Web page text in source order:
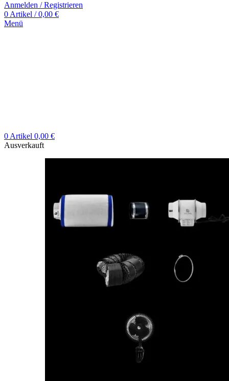
Anmelden / Registrieren
0 Artikel / 0,00 €
Menü
0 Artikel 0,00 €
Ausverkauft